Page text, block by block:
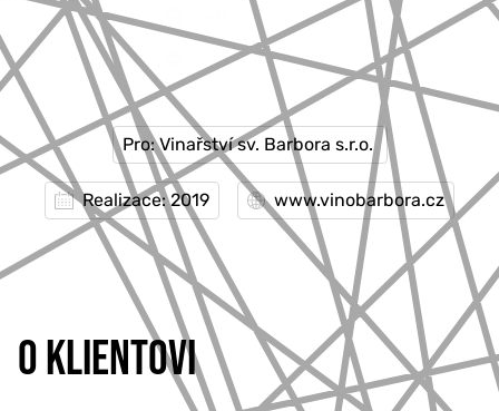
Pro: Vinařství sv. Barbora s.r.o.
Realizace: 2019 www.vinobarbora.cz
O KLIENTOVI